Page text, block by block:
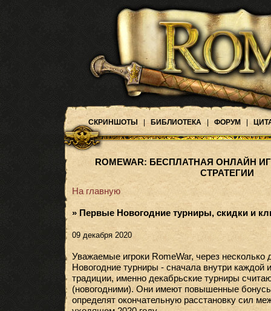
СКРИНШОТЫ БИБЛИОТЕКА ФОРУМ
ROMEWAR: БЕСПЛАТНАЯ ОНЛАЙН
СТРАТЕГИИ
На главную
» Первые Новогодние турниры, скидки и
09 декабря 2020
Уважаемые игроки RomeWar, через несколько
Новогодние турниры - сначала внутри каждой
традиции, именно декабрьские турниры
(новогодними). Они имеют повышенные
определят окончательную расстановку сил